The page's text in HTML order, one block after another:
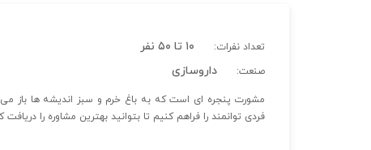
تعداد نفرات: ۱۰ تا ۵۰ نفر
صنعت: داروسازی
مشورت پنجره ای است که به باغ خرم و سبز اندیشه ها باز
فردی توانمند را فراهم کنیم تا بتوانید بهترین مشاوره را دریافت